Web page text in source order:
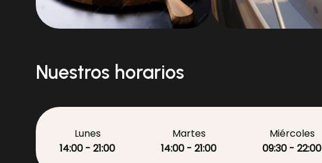
BATEAUX ELECTRIQUES
Nuestros horarios
Lunes
14:00 - 21:00
Martes
14:00 - 21:00
Miércoles
09:30 - 22:00